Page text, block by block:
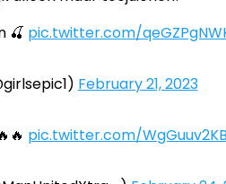
🍒 pic.twitter.com/
February 21, 2023
pic.twitter.com/